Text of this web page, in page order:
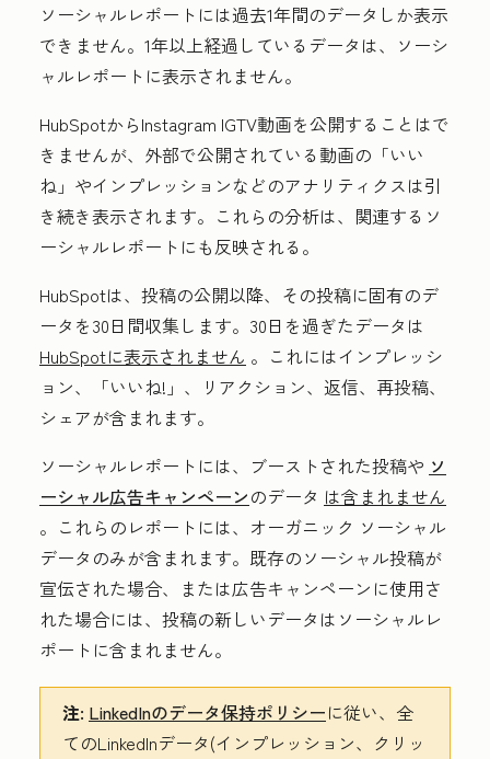
ソーシャルレポートには過去1年間のデータしか表示
できません。1年以上経過しているデータは、ソーシ
ャルレポートに表示されません。
HubSpotからInstagram IGTV動画を公開することはで
きませんが、外部で公開されている動画の「いい
ね」やインプレッションなどのアナリティクスは引
き続き表示されます。これらの分析は、関連するソ
ーシャルレポートにも反映される。
HubSpotは、投稿の公開以降、その投稿に固有のデ
ータを30日間収集します。30日を過ぎたデータは
HubSpotに表示されません 。これにはインプレッシ
ョン、「いいね!」、リアクション、返信、再投稿、
シェアが含まれます。
ソーシャルレポートには、ブーストされた投稿や ソ
ーシャル広告キャンペーンのデータ は含まれません
。これらのレポートには、オーガニック ソーシャル
データのみが含まれます。既存のソーシャル投稿が
宣伝された場合、または広告キャンペーンに使用さ
れた場合には、投稿の新しいデータはソーシャルレ
ポートに含まれません。
注: LinkedInのデータ保持ポリシーに従い、全
てのLinkedInデータ(インプレッション、クリッ